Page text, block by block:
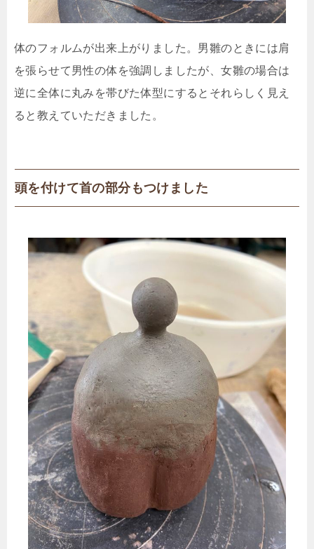
体のフォルムが出来上がりました。男雛のときには肩
を張らせて男性の体を強調しましたが、女雛の場合は
逆に全体に丸みを帯びた体型にするとそれらしく見え
ると教えていただきました。
頭を付けて首の部分もつけました